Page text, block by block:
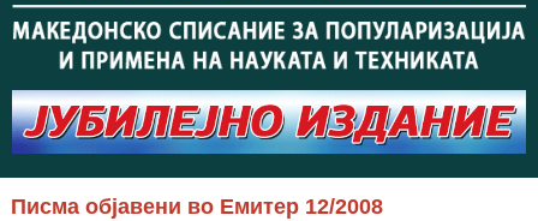
Писма објавени во Емитер 12/2008